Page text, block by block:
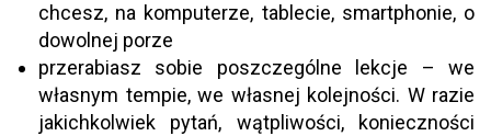
chcesz, na komputerze, tablecie, smartphonie, o
dowolnej porze
przerabiasz sobie poszczególne lekcje – we
własnym tempie, we własnej kolejności. W razie
jakichkolwiek pytań, wątpliwości, konieczności